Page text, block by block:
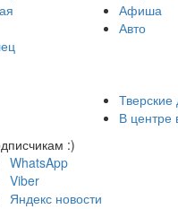
Афиша
Авто
Тверские
В центре
:)
WhatsApp
Viber
Яндекс новости